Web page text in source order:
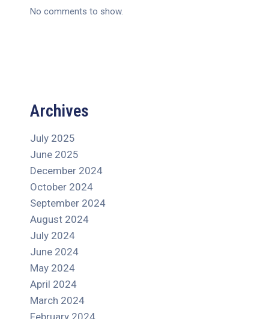
No comments to show.
Archives
July 2025
June 2025
December 2024
October 2024
September 2024
August 2024
July 2024
June 2024
May 2024
April 2024
March 2024